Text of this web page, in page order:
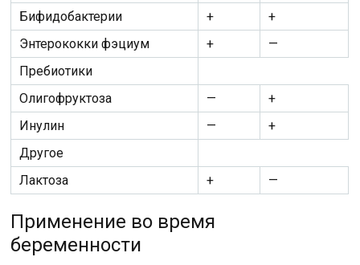
Бифидобактерии +
+
Энтерококки фэциум
+
—
Пребиотики
Олигофруктоза
—
+
Инулин
—
+
Другое
Лактоза
+ —
Применение во время
беременности